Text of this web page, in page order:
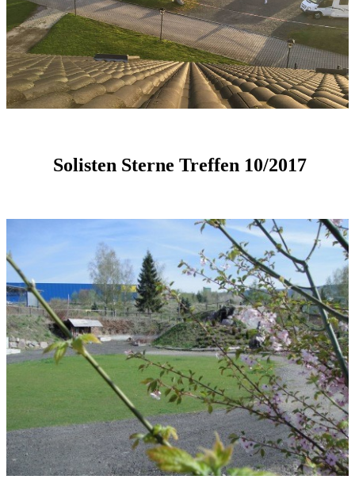
Solisten Sterne Treffen 10/2017